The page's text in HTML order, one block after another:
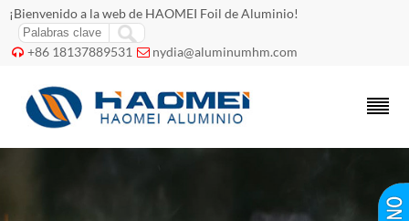
¡Bienvenido a la web de HAOMEI Foil de Aluminio!
 +86 18137889531  nydia@aluminumhm.com